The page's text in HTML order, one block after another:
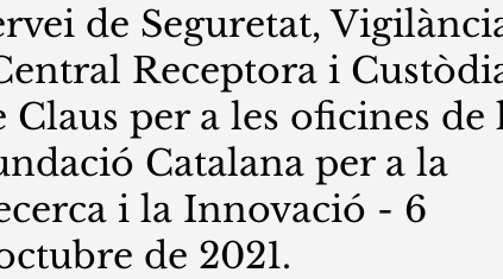
de Seguretat,
Receptora i
Claus per a les oficines de
Catalana per a la
i la Innovació - 6
de 2021.